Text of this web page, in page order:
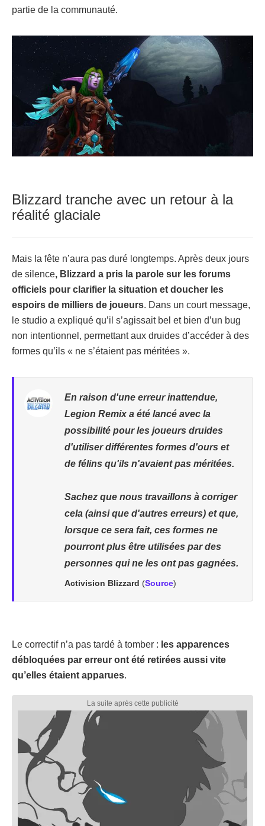
partie de la communauté.
Blizzard tranche avec un retour à la
réalité glaciale
Mais la fête n’aura pas duré longtemps. Après deux jours
de silence, Blizzard a pris la parole sur les forums
officiels pour clarifier la situation et doucher les
espoirs de milliers de joueurs. Dans un court message,
le studio a expliqué qu’il s’agissait bel et bien d’un bug
non intentionnel, permettant aux druides d’accéder à des
formes qu’ils « ne s’étaient pas méritées ».
En raison d'une erreur inattendue,
Legion Remix a été lancé avec la
possibilité pour les joueurs druides
d'utiliser différentes formes d'ours et
de félins qu'ils n'avaient pas méritées.
Sachez que nous travaillons à corriger
cela (ainsi que d'autres erreurs) et que,
lorsque ce sera fait, ces formes ne
pourront plus être utilisées par des
personnes qui ne les ont pas gagnées.
Activision Blizzard (Source)
Le correctif n’a pas tardé à tomber : les apparences
débloquées par erreur ont été retirées aussi vite
qu’elles étaient apparues.